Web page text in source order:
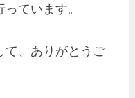
ています。
て、ありがとうご